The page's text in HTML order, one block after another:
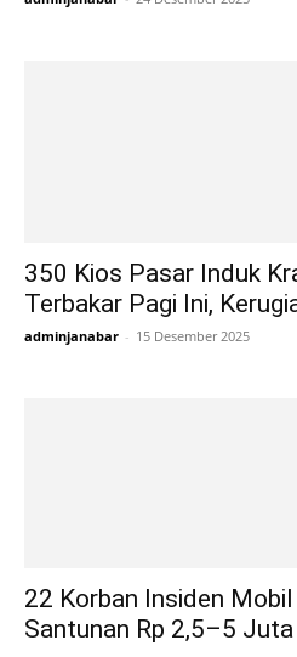
350 Kios Pasar Induk
Terbakar Pagi Ini,
adminjanabar - 15 Desember 2025
22 Korban Insiden
Santunan Rp 2,5–5 Juta